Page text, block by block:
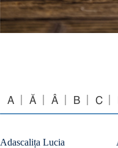
A Ă Â B C
Adascalița Lucia